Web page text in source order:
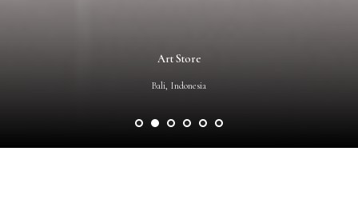
Art Store
Bali, Indonesia